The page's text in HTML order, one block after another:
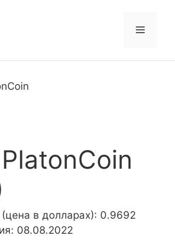
Меню
(цена в долларах): 0.9692
08.08.2022